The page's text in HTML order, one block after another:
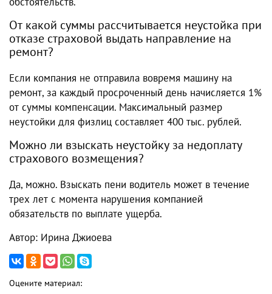
От какой суммы рассчитывается неустойка при
отказе страховой выдать направление на
ремонт?
Если компания не отправила вовремя машину на
ремонт, за каждый просроченный день начисляется 1%
от суммы компенсации. Максимальный размер
неустойки для физлиц составляет 400 тыс. рублей.
Можно ли взыскать неустойку за недоплату
страхового возмещения?
Да, можно. Взыскать пени водитель может в течение
трех лет с момента нарушения компанией
обязательств по выплате ущерба.
Автор: Ирина Джиоева
Оцените материал: